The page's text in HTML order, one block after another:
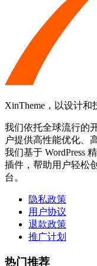
XinTheme，以设计和
我们依托全球流行的
户提供高性能优化、
我们基于 WordPress
插件，帮助用户轻松
台。
隐私政策
用户协议
退款政策
推广计划
热门推荐